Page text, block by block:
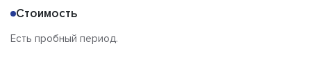
Стоимость
Есть пробный период.